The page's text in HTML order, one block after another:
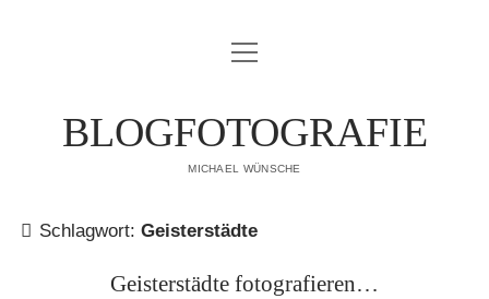
IMPRESSUM
Menü
öffnen
BLOGFOTOGRAFIE
MICHAEL WÜNSCHE
Schlagwort: Geisterstädte
Geisterstädte fotografieren…